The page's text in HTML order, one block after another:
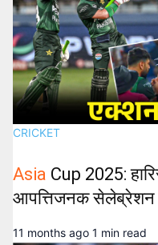
CRICKET
Asia Cup 2025:
आपत्तिजनक सेलेब्रेशन
11 months ago 1 min read